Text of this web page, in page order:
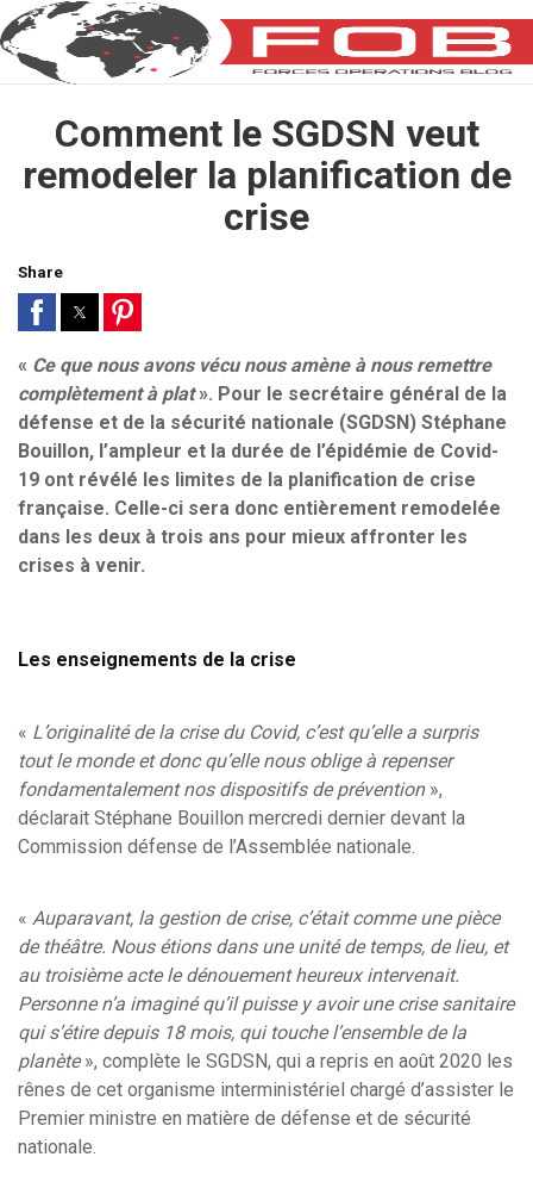
Comment le SGDSN veut
remodeler la planification de
crise
Share
« Ce que nous avons vécu nous amène à nous remettre
complètement à plat». Pour le secrétaire général de la
défense et de la sécurité nationale (SGDSN) Stéphane
Bouillon, l’ampleur et la durée de l’épidémie de Covid-
19 ont révélé les limites de la planification de crise
française. Celle-ci sera donc entièrement remodelée
dans les deux à trois ans pour mieux affronter les
crises à venir.
Les enseignements de la crise
« L’originalité de la crise du Covid, c’est qu’elle a surpris
tout le monde et donc qu’elle nous oblige à repenser
fondamentalement nos dispositifs de prévention»,
déclarait Stéphane Bouillon mercredi dernier devant la
Commission défense de l’Assemblée nationale.
« Auparavant, la gestion de crise, c’était comme une pièce
de théâtre. Nous étions dans une unité de temps, de lieu, et
au troisième acte le dénouement heureux intervenait.
Personne n’a imaginé qu’il puisse y avoir une crise sanitaire
qui s’étire depuis 18 mois, qui touche l’ensemble de la
planète», complète le SGDSN, qui a repris en août 2020 les
rênes de cet organisme interministériel chargé d’assister le
Premier ministre en matière de défense et de sécurité
nationale.